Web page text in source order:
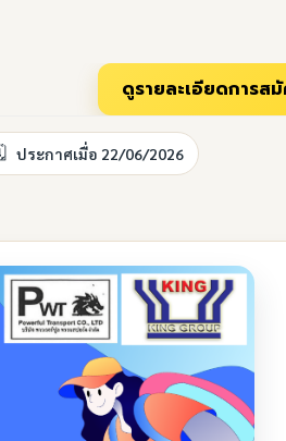
ประกาศเมื่อ 22/06/2026